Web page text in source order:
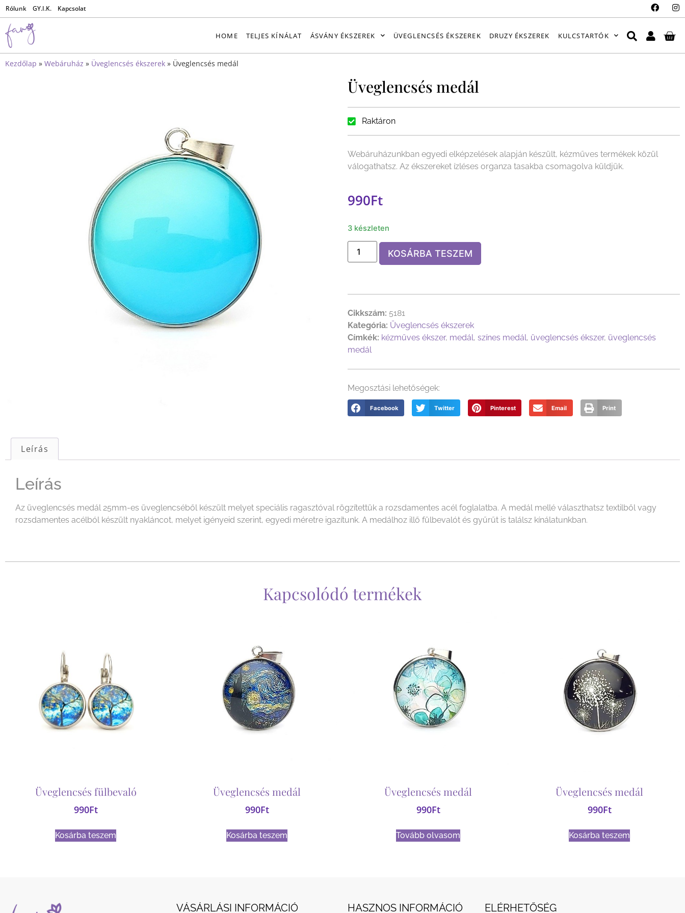
Rólunk GY.I.K. Kapcsolat
HOME TELJES KÍNÁLAT ÁSVÁNY ÉKSZEREK ÜVEGLENCSÉS ÉKSZEREK DRUZY ÉKSZEREK KULCSTARTÓK
Kezdőlap » Webáruház » Üveglencsés ékszerek » Üveglencsés medál
Üveglencsés medál
Raktáron
Webáruházunkban egyedi elképzelések alapján készült, kézműves termékek közül
válogathatsz. Az ékszereket ízléses organza tasakba csomagolva küldjük.
990Ft
3 készleten
KOSÁRBA TESZEM
Cikkszám: 5181
Kategória: Üveglencsés ékszerek
Címkék: kézműves ékszer, medál, színes medál, üveglencsés ékszer, üveglencsés
medál
Megosztási lehetőségek:
Facebook Twitter Pinterest Email Print
Leírás
Leírás
Az üveglencsés medál 25mm-es üveglencséből készült melyet speciális ragasztóval rögzítettük a rozsdamentes acél foglalatba. A medál mellé választhatsz textilből vagy
rozsdamentes acélból készült nyakláncot, melyet igényeid szerint, egyedi méretre igazítunk. A medálhoz illő fülbevalót és gyűrűt is találsz kínálatunkban.
Kapcsolódó termékek
Üveglencsés fülbevaló
990Ft
Kosárba teszem
Üveglencsés medál
990Ft
Kosárba teszem
Üveglencsés medál
990Ft
Tovább olvasom
Üveglencsés medál
990Ft
Kosárba teszem
VÁSÁRLÁSI INFORMÁCIÓ HASZNOS INFORMÁCIÓ ELÉRHETŐSÉG